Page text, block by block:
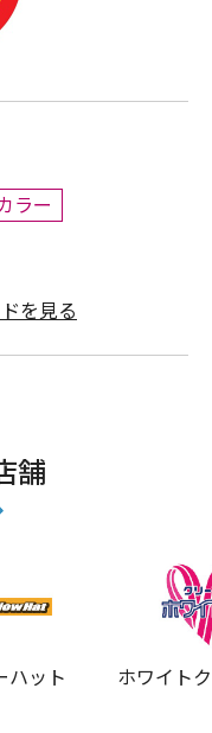
ラー
を見る
舗
ハット ホワイト